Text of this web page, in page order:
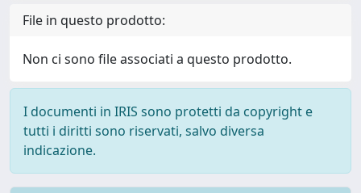
File in questo prodotto:
Non ci sono file associati a questo prodotto.
I documenti in IRIS sono protetti da copyright e
tutti i diritti sono riservati, salvo diversa
indicazione.